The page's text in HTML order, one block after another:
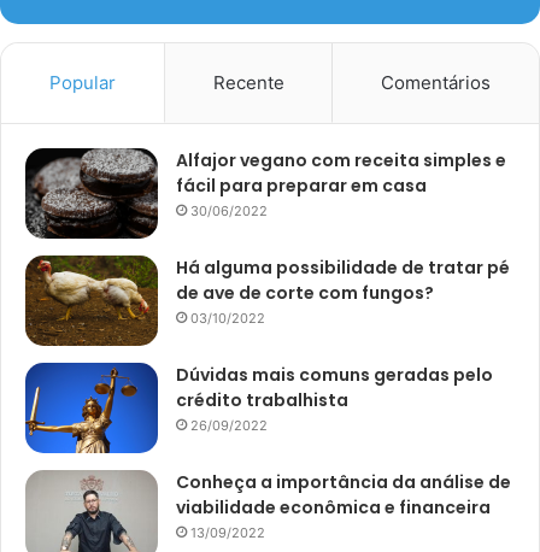
Popular Recente Comentários
Alfajor vegano com receita simples e
fácil para preparar em casa
30/06/2022
Há alguma possibilidade de tratar pé
de ave de corte com fungos?
03/10/2022
Dúvidas mais comuns geradas pelo
crédito trabalhista
26/09/2022
Conheça a importância da análise de
viabilidade econômica e financeira
13/09/2022